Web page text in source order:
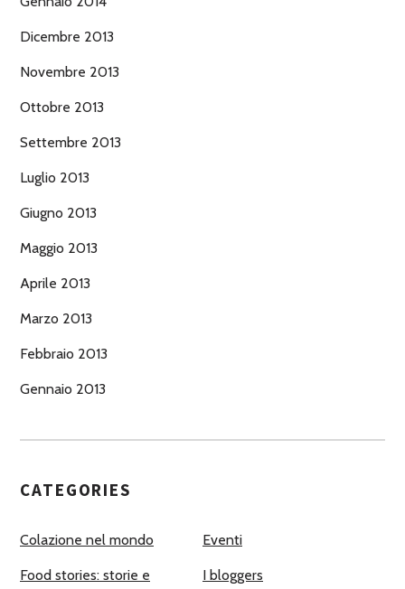
Dicembre 2013
Novembre 2013
Ottobre 2013
Settembre 2013
Luglio 2013
Giugno 2013
Maggio 2013
Aprile 2013
Marzo 2013
Febbraio 2013
Gennaio 2013
CATEGORIES
Colazione nel mondo Eventi
Food stories: storie e
I bloggers